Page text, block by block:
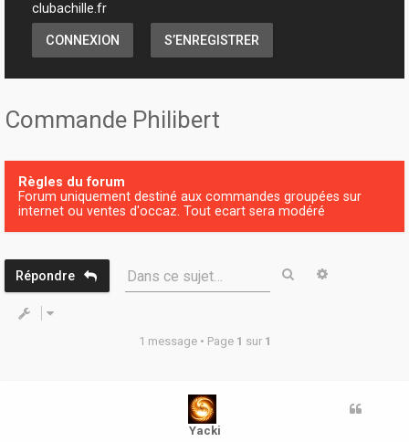
clubachille.fr
CONNEXION S’ENREGISTRER
Commande Philibert
Règles du forum
Forum uniquement destiné aux commandes groupées sur
internet ou ventes d'occaz. Tout ecart sera modéré
Répondre Dans ce sujet… Rechercher
1 message • Page 1 sur 1
Yacki